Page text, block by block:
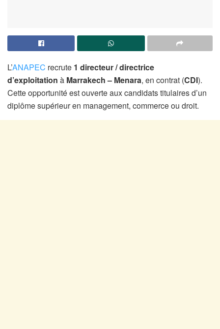
L’ANAPEC recrute 1 directeur / directrice
d’exploitation à Marrakech – Menara, en contrat (CDI).
Cette opportunité est ouverte aux candidats titulaires d’un
diplôme supérieur en management, commerce ou droit.